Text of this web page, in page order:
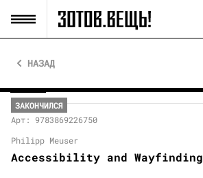
НАЗАД
ЗАКОНЧИЛСЯ
Арт: 9783869226750
Philipp Meuser
Accessibility and Wayfinding